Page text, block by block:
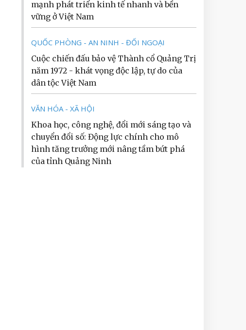
mạnh phát triển kinh tế nhanh và bền
vững ở Việt Nam
QUỐC PHÒNG - AN NINH - ĐỐI NGOẠI
Cuộc chiến đấu bảo vệ Thành cổ Quảng Trị
năm 1972 - khát vọng độc lập, tự do của
dân tộc Việt Nam
VĂN HÓA - XÃ HỘI
Khoa học, công nghệ, đổi mới sáng tạo và
chuyển đổi số: Động lực chính cho mô
hình tăng trưởng mới nâng tầm bứt phá
của tỉnh Quảng Ninh